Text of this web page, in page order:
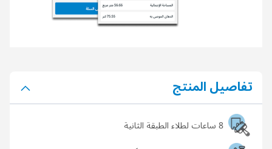
تفاصيل المنتج
8 ساعات لطلاء الطبقة الثانية